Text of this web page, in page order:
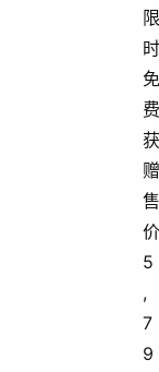
限
时
免
费
获
赠
售
价
5
,
7
9